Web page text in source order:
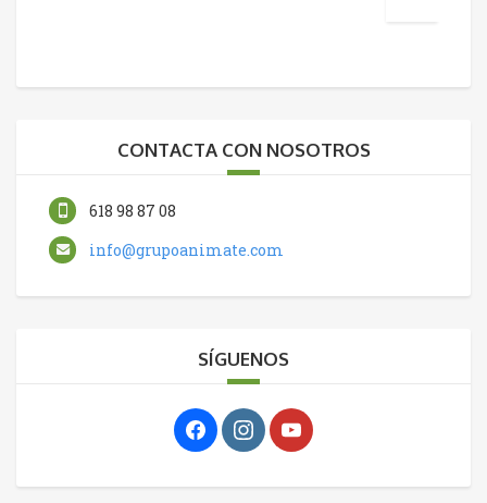
CONTACTA CON NOSOTROS
618 98 87 08
info@grupoanimate.com
SÍGUENOS